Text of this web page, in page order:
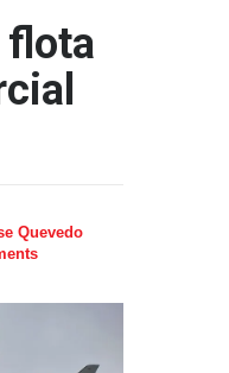
flota
Quevedo